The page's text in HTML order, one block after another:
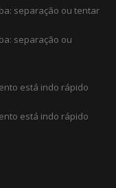
separação ou tentar
separação ou
está indo rápido
está indo rápido